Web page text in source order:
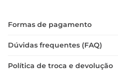
O Vinho Chi Diablo Dark
Formas de pagamento
Dúvidas frequentes (FAQ)
Política de troca e devolução